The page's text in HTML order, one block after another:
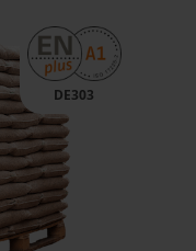
DE303